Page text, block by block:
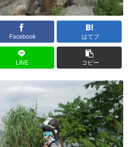
Facebook はてブ
LINE コピー